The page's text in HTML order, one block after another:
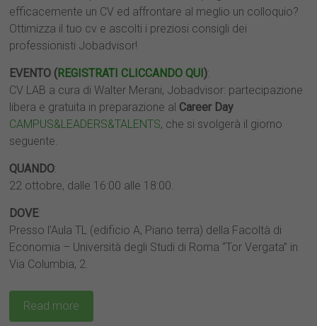
efficacemente un CV ed affrontare al meglio un colloquio?
Ottimizza il tuo cv e ascolti i preziosi consigli dei
professionisti Jobadvisor!
EVENTO ( REGISTRATI CLICCANDO QUI ):
CV LAB a cura di Walter Merani, Jobadvisor: partecipazione
libera e gratuita in preparazione al Career Day
CAMPUS&LEADERS&TALENTS, che si svolgerà il giorno
seguente.
QUANDO:
22 ottobre, dalle 16:00 alle 18:00.
DOVE:
Presso l’Aula TL (edificio A, Piano terra) della Facoltà di
Economia – Università degli Studi di Roma “Tor Vergata” in
Via Columbia, 2.
Read more